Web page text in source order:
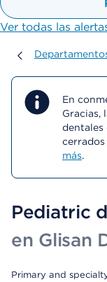
Ver todas las
En
Gracias,
dentales
cerrados
más.
Pediatric
en Glisan
Primary and